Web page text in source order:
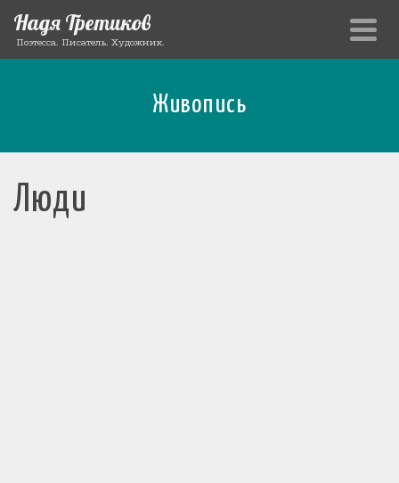
Надя Третиков
Поэтесса. Писатель. Художник.
Живопись
Люди